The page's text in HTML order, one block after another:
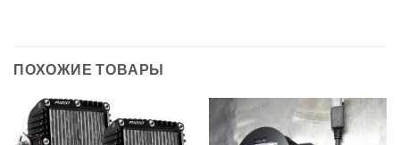
ПОХОЖИЕ ТОВАРЫ